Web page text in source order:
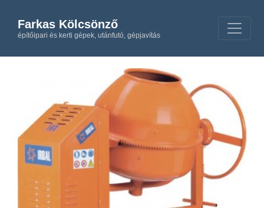
Farkas Kölcsönző
építőipari és kerti gépek, utánfutó, gépjavítás